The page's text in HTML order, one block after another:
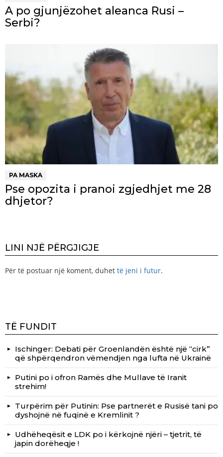
A po gjunjëzohet aleanca Rusi –
Serbi?
PA MASKA
Pse opozita i pranoi zgjedhjet me 28
dhjetor?
LINI NJË PËRGJIGJE
Për të postuar një koment, duhet të jeni i futur.
TË FUNDIT
Ischinger: Debati për Groenlandën është një “cirk”
që shpërqendron vëmendjen nga lufta në Ukrainë
Putini po i ofron Ramës dhe Mullave të Iranit
strehim!
Turpërim për Putinin: Pse partnerët e Rusisë tani po
dyshojnë në fuqinë e Kremlinit ?
Udhëheqësit e LDK po i kërkojnë njëri – tjetrit, të
japin dorëheqje !